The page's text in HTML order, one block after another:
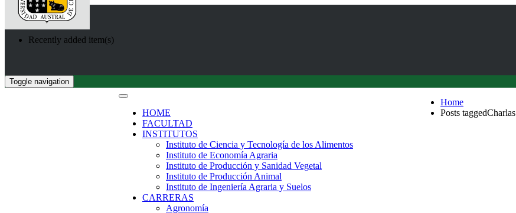
Recently added item(s)
Toggle navigation
HOME
FACULTAD
INSTITUTOS
Instituto de Ciencia y Tecnología de los Alimentos
Instituto de Economía Agraria
Instituto de Producción y Sanidad Vegetal
Instituto de Producción Animal
Instituto de Ingeniería Agraria y Suelos
CARRERAS
Agronomía
Home
Posts taggedCharlas